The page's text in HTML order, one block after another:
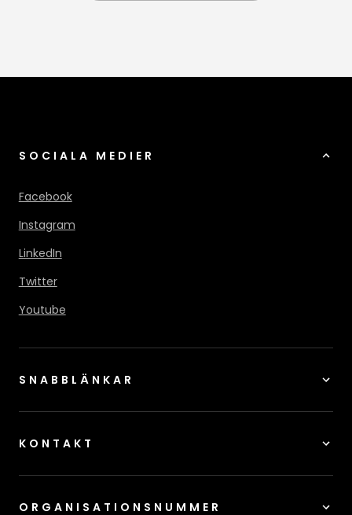
SOCIALA MEDIER
Facebook
Instagram
LinkedIn
Twitter
Youtube
SNABBLÄNKAR
KONTAKT
ORGANISATIONSNUMMER